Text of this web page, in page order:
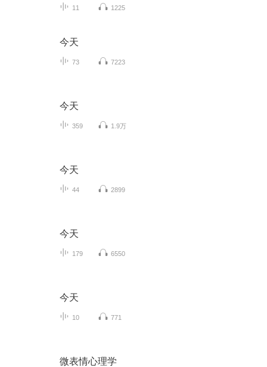
11 1225
今天
73 7223
今天
359 1.9万
今天
44 2899
今天
179 6550
今天
10 771
微表情心理学